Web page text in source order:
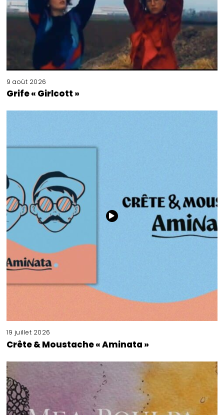
9 août 2026
Grife « Girlcott »
19 juillet 2026
Crête & Moustache « Aminata »